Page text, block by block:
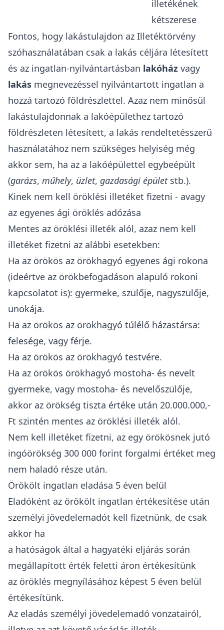
illetékének
kétszerese
Fontos, hogy lakástulajdon az Illetéktörvény
szóhasználatában csak a lakás céljára létesített
és az ingatlan-nyilvántartásban lakóház vagy
lakás megnevezéssel nyilvántartott ingatlan a
hozzá tartozó földrészlettel. Azaz nem minősül
lakástulajdonnak a lakóépülethez tartozó
földrészleten létesített, a lakás rendeltetésszerű
használatához nem szükséges helyiség még
akkor sem, ha az a lakóépülettel egybeépült
(garázs, műhely, üzlet, gazdasági épületstb.).
Kinek nem kell öröklési illetéket fizetni - avagy
az egyenes ági öröklés adózása
Mentes az öröklési illeték alól, azaz nem kell
illetéket fizetni az alábbi esetekben:
Ha az örökös az örökhagyó egyenes ági rokona
(ideértve az örökbefogadáson alapuló rokoni
kapcsolatot is): gyermeke, szülője, nagyszülője,
unokája.
Ha az örökös az örökhagyó túlélő házastársa:
felesége, vagy férje.
Ha az örökös az örökhagyó testvére.
Ha az örökös örökhagyó mostoha- és nevelt
gyermeke, vagy mostoha- és nevelőszülője,
akkor az örökség tiszta értéke után 20.000.000,-
Ft szintén mentes az öröklési illeték alól.
Nem kell illetéket fizetni, az egy örökösnek jutó
ingóörökség 300 000 forint forgalmi értéket meg
nem haladó része után.
Örökölt ingatlan eladása 5 éven belül
Eladóként az örökölt ingatlan értékesítése után
személyi jövedelemadót kell fizetnünk, de csak
akkor ha
a hatóságok által a hagyatéki eljárás során
megállapított érték feletti áron értékesítünk
az öröklés megnyílásához képest 5 éven belül
értékesítünk.
Az eladás személyi jövedelemadó vonzatairól,